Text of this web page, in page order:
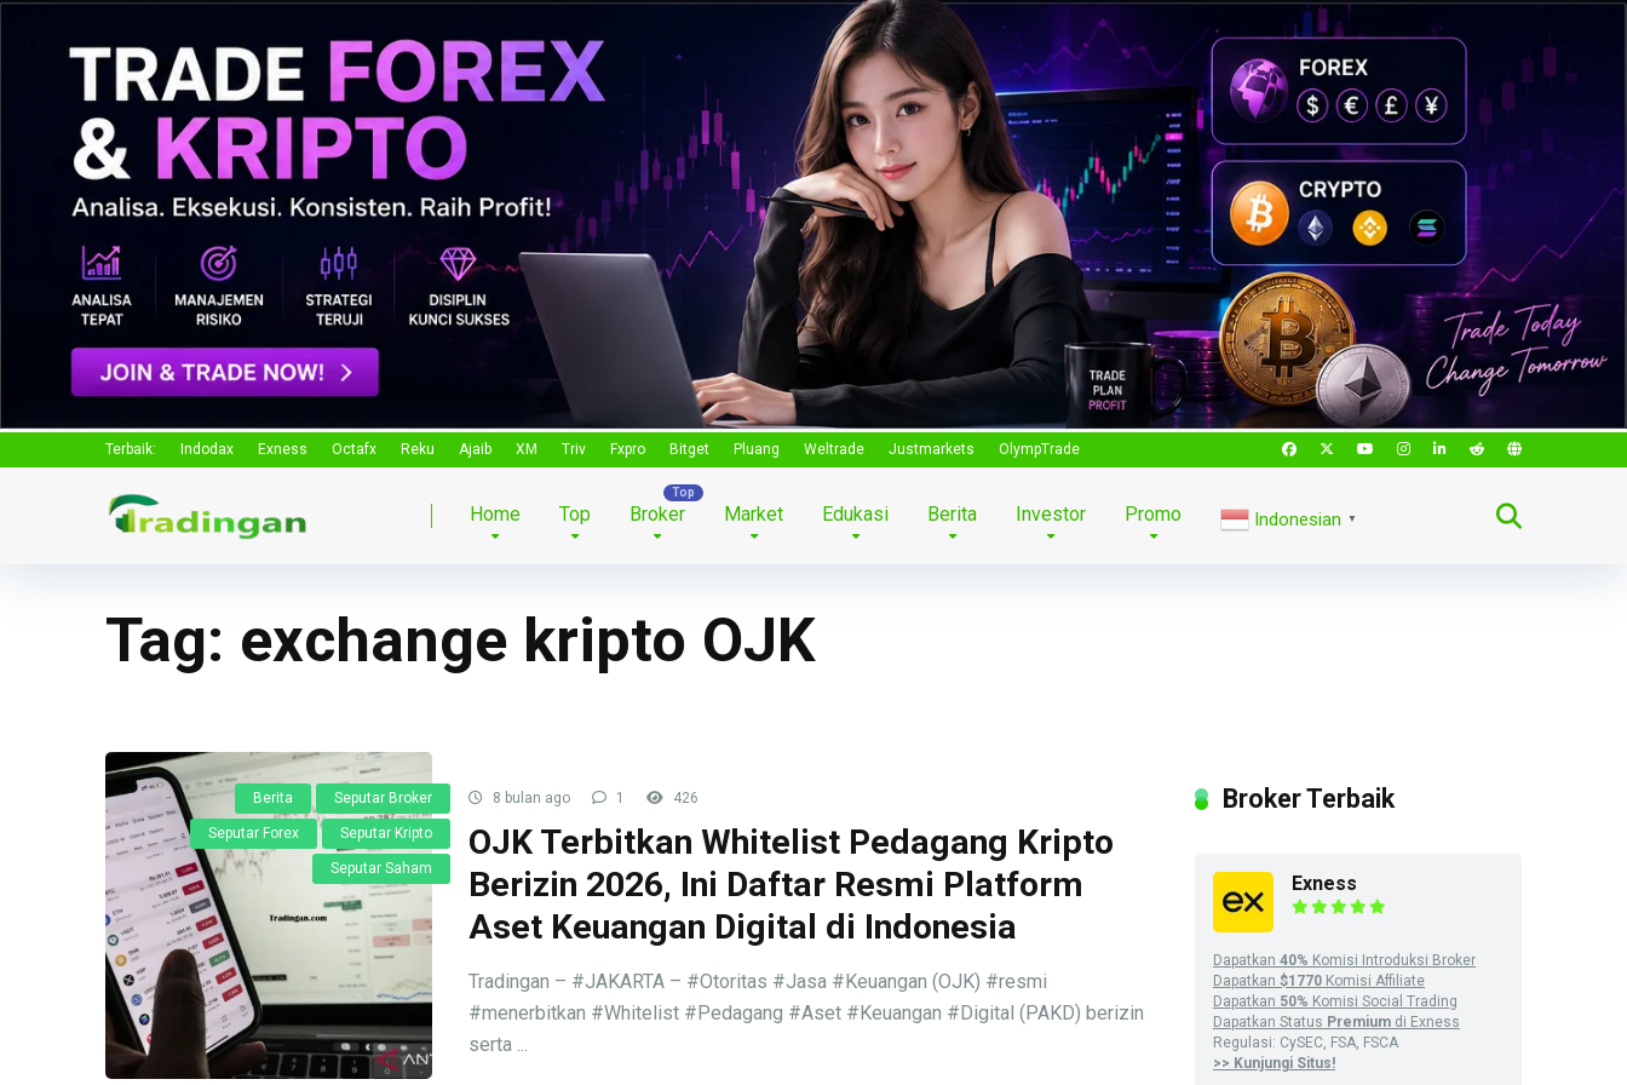
Terbaik: Indodax Exness Octafx Reku Ajaib XM Triv Fxpro Bitget Pluang Weltrade Justmarkets OlympTrade
Home Top Broker Market Edukasi Berita Investor Promo Indonesian ▼
Tag: exchange kripto OJK
Berita Seputar Broker
Seputar Forex Seputar Kripto
Seputar Saham
8 bulan ago 1 426
OJK Terbitkan Whitelist Pedagang Kripto
Berizin 2026, Ini Daftar Resmi Platform
Aset Keuangan Digital di Indonesia
Tradingan – #JAKARTA – #Otoritas #Jasa #Keuangan (OJK) #resmi
#menerbitkan #Whitelist #Pedagang #Aset #Keuangan #Digital (PAKD) berizin
serta ...
Broker Terbaik
Exness
Dapatkan 40% Komisi Introduksi Broker
Dapatkan $1770 Komisi Affiliate
Dapatkan 50% Komisi Social Trading
Dapatkan Status Premium di Exness
Regulasi: CySEC, FSA, FSCA
>> Kunjungi Situs!